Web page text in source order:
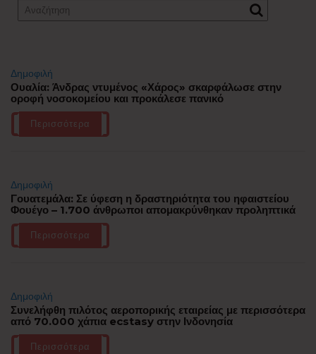
Δημοφιλή
Ουαλία: Άνδρας ντυμένος «Χάρος» σκαρφάλωσε στην
οροφή νοσοκομείου και προκάλεσε πανικό
Περισσότερα
Δημοφιλή
Γουατεμάλα: Σε ύφεση η δραστηριότητα του ηφαιστείου
Φουέγο – 1.700 άνθρωποι απομακρύνθηκαν προληπτικά
Περισσότερα
Δημοφιλή
Συνελήφθη πιλότος αεροπορικής εταιρείας με περισσότερα
από 70.000 χάπια ecstasy στην Ινδονησία
Περισσότερα